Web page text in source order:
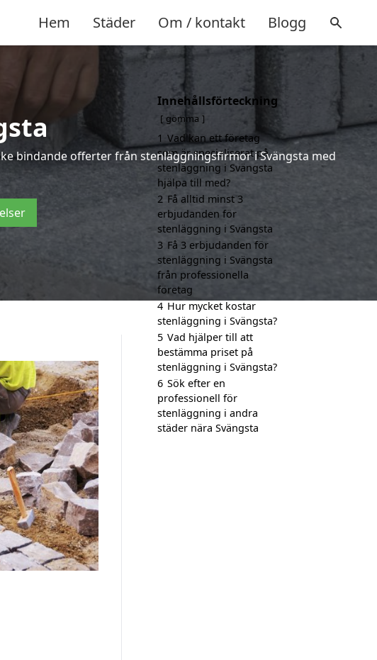
Hem Städer Om / kontakt Blogg
bindande offerter från stenläggningsfirmor i Svängsta med
Innehållsförteckning
gömma
1 Vad kan ett företag
som är specialiserat på
stenläggning i Svängsta
hjälpa till med?
2 Få alltid minst 3
erbjudanden för
stenläggning i Svängsta
3 Få 3 erbjudanden för
stenläggning i Svängsta
från professionella
företag
4 Hur mycket kostar
stenläggning i Svängsta?
5 Vad hjälper till att
bestämma priset på
stenläggning i Svängsta?
6 Sök efter en
professionell för
stenläggning i andra
städer nära Svängsta